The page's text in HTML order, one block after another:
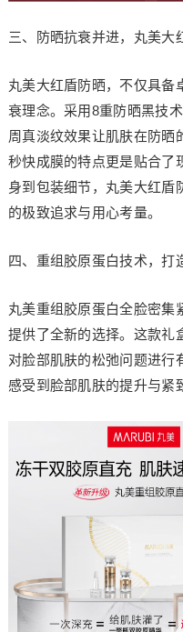
三、防晒抗衰并进，丸美大
丸美大红盾防晒，不仅具备
衰理念。采用8重防晒黑技
周真淡纹效果让肌肤在防晒
秒快成膜的特点更是贴合了
身到包装细节，丸美大红盾
的极致追求与用心考量。
四、重组胶原蛋白技术，打
丸美重组胶原蛋白全脸密集
提供了全新的选择。这款礼
对脸部肌肤的松弛问题进行
感受到脸部肌肤的提升与紧